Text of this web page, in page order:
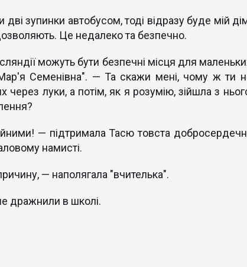
зупинки автобусом, тоді відразу буде мій
Це недалеко та безпечно.
можуть бути безпечні місця для
Семенівна". — Та скажи мені, чому ж ти
луки, а потім, як я розумію, зійшла з
— підтримала Тасю товста
намисті.
— наполягала "вчителька".
дражнили в школі.